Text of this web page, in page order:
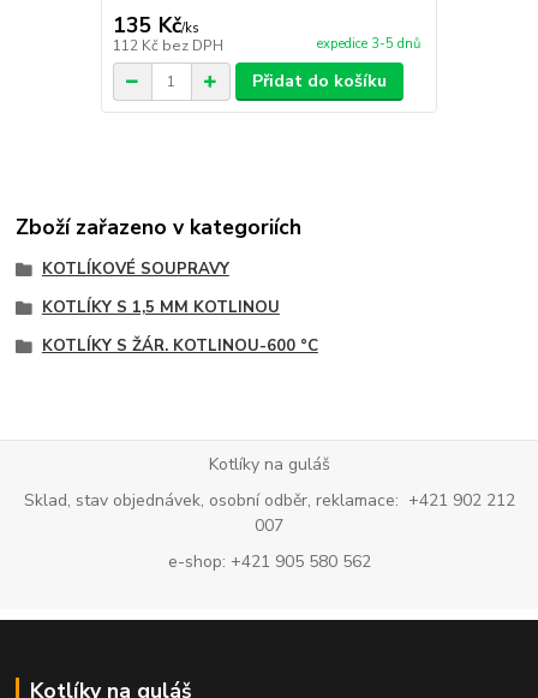
135 Kč/ks
112 Kč bez DPH expedice 3-5 dnů
Přidat do košíku
Zboží zařazeno v kategoriích
KOTLÍKOVÉ SOUPRAVY
KOTLÍKY S 1,5 MM KOTLINOU
KOTLÍKY S ŽÁR. KOTLINOU-600 °C
Kotlíky na guláš
Sklad, stav objednávek, osobní odběr, reklamace: +421 902 212
007
e-shop: +421 905 580 562
Kotlíky na guláš